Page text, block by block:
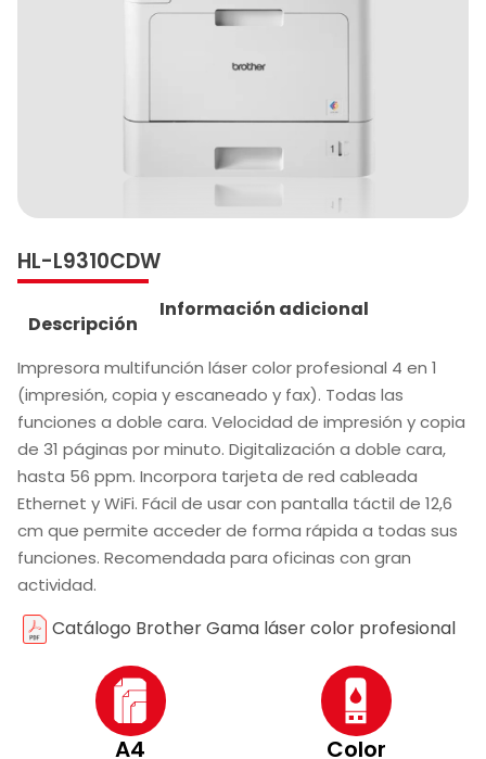
HL-L9310CDW
Descripción
Información adicional
Impresora multifunción láser color profesional 4 en 1
(impresión, copia y escaneado y fax). Todas las
funciones a doble cara. Velocidad de impresión y copia
de 31 páginas por minuto. Digitalización a doble cara,
hasta 56 ppm. Incorpora tarjeta de red cableada
Ethernet y WiFi. Fácil de usar con pantalla táctil de 12,6
cm que permite acceder de forma rápida a todas sus
funciones. Recomendada para oficinas con gran
actividad.
Catálogo Brother Gama láser color profesional
A4 Color